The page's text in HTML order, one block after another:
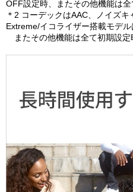
OFF設定時、またその他機能は
＊2 コーデックはAAC、ノイズ
Extreme/イコライザー搭載モデル
またその他機能は全て初期設定